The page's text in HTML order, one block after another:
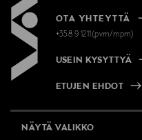
OTA YHTEYTTÄ
+358 9 1211(pvm/mpm)
USEIN KYSYTTYÄ
ETUJEN EHDOT
NÄYTÄ VALIKKO